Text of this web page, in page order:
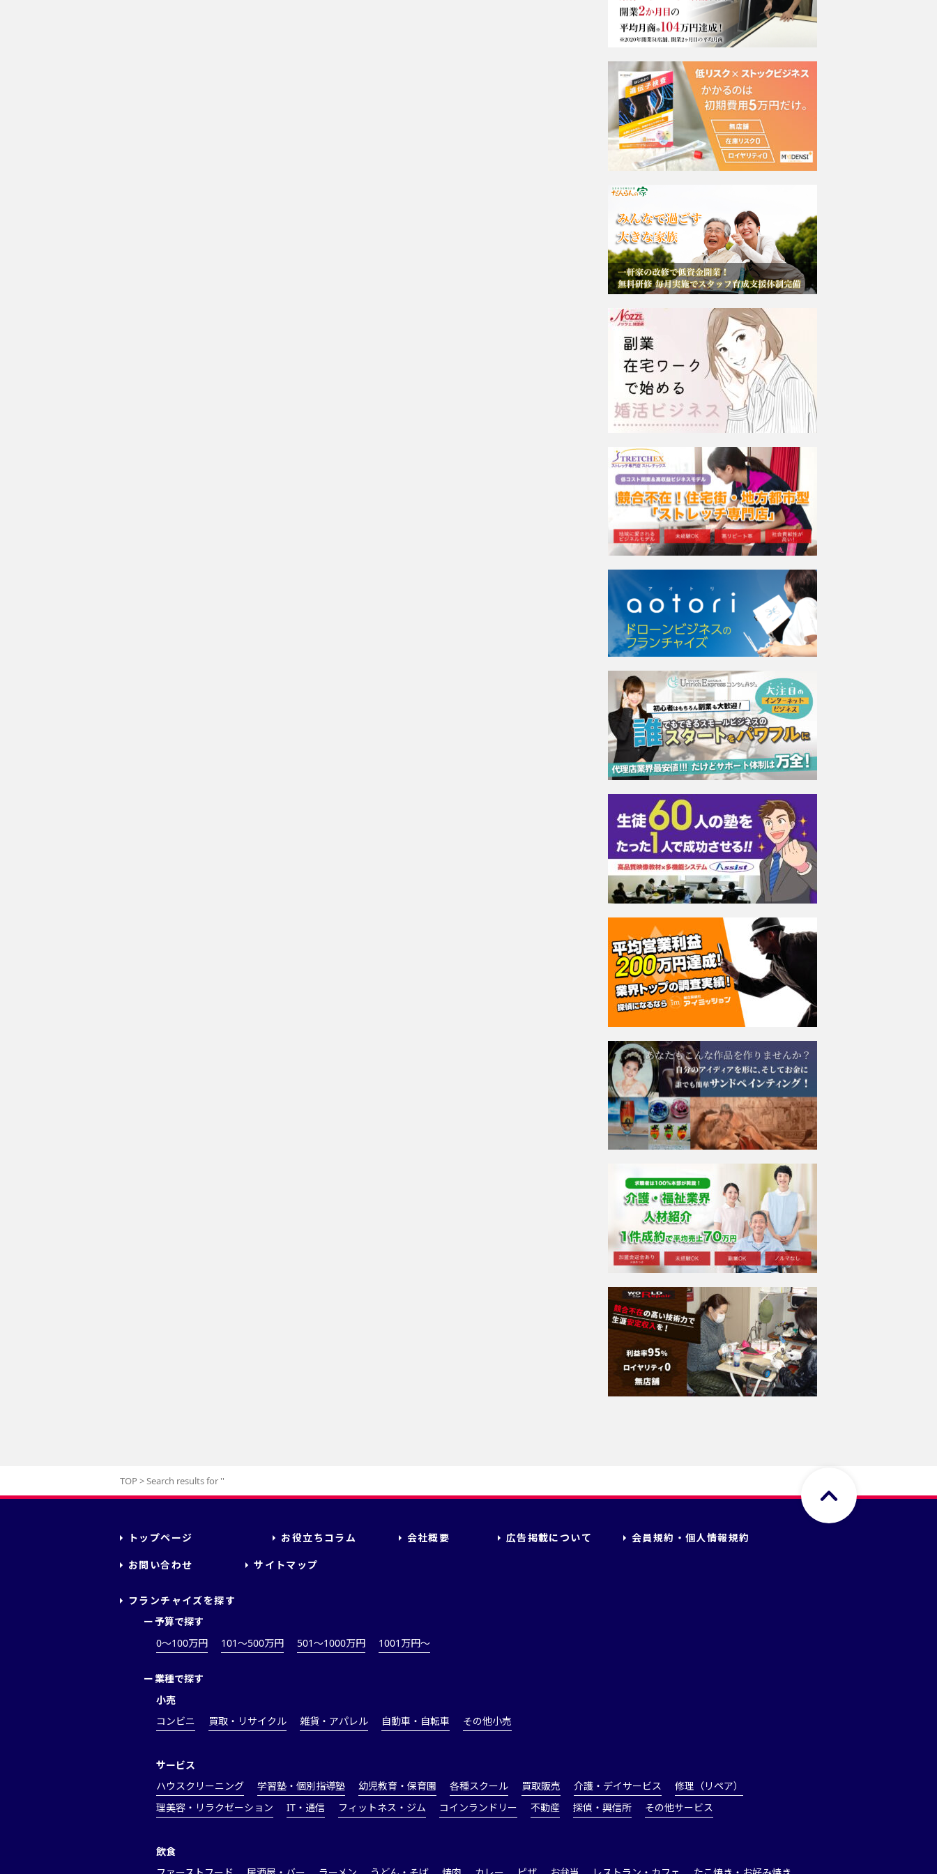
TOP >Search results for ''
トップページ お役立ちコラム 会社概要 広告掲載について 会員規約・個人情報規約
お問い合わせ サイトマップ
フランチャイズを探す
ー予算で探す
0～100万円
101～500万円 501～1000万円 1001万円〜
ー業種で探す
小売
コンビニ
買取・リサイクル 雑貨・アパレル 自動車・自転車 その他小売
サービス
ハウスクリーニング
学習塾・個別指導塾 幼児教育・保育園 各種スクール 買取販売 介護・デイサービス
修理（リペア）
理美容・リラクゼーション
IT・通信 フィットネス・ジム コインランドリー 不動産 探偵・興信所 その他サービス
飲食